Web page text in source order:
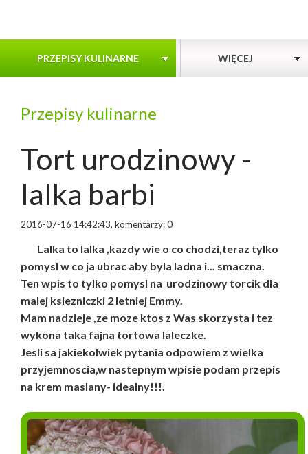
PRZEPISY KULINARNE WIĘCEJ
Przepisy kulinarne
Tort urodzinowy -
lalka barbi
2016-07-16 14:42:43, komentarzy: 0
Lalka to lalka ,kazdy wie o co chodzi,teraz tylko
pomysl w co ja ubrac aby byla ladna i... smaczna.
Ten wpis to tylko pomysl na urodzinowy torcik dla
malej ksiezniczki 2 letniej Emmy.
Mam nadzieje ,ze moze ktos z Was skorzysta i tez
wykona taka fajna tortowa laleczke.
Jesli sa jakiekolwiek pytania odpowiem z wielka
przyjemnoscia,w nastepnym wpisie podam przepis
na krem maslany- idealny!!!.